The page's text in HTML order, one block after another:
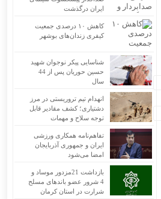
ایران درگذشت
کاهش ۱۰ درصدی جمعیت
کیفری زندان‌های بوشهر
شناسایی پیکر نوجوان شهید
حسین حوریان پس از 44
سال
انهدام تیم تروریستی در مرز
دشتیاری؛ کشف مقادیر قابل
توجه سلاح و مهمات
تفاهم‌نامه همکاری ورزشی
ایران و جمهوری آذربایجان
امضا می‌شود
بازداشت 21مزدور موساد و
4 شرور عضو باندهای مسلح
شرارت در استان کرمان